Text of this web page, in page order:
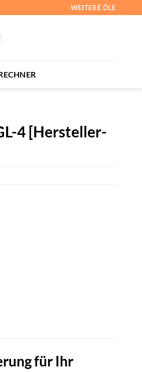
WEITERE ÖLE
4 [Hersteller-
für Ihr